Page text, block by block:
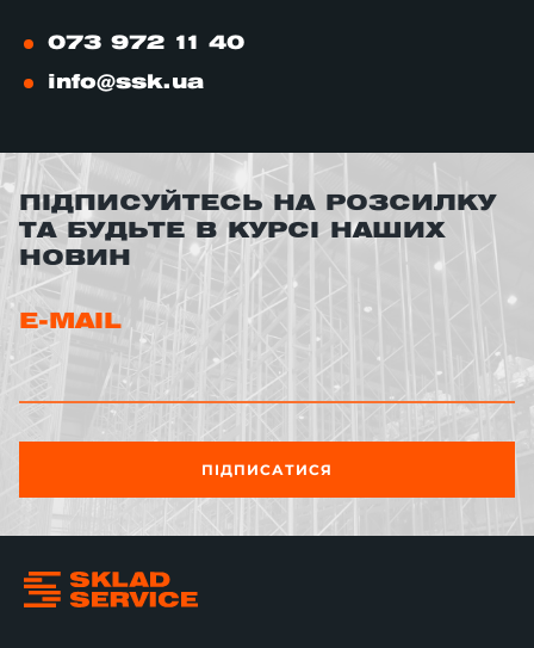
073 972 11 40
info@ssk.ua
ПІДПИСУЙТЕСЬ НА РОЗСИЛКУ
ТА БУДЬТЕ В КУРСІ НАШИХ
НОВИН
E-MAIL
ПІДПИСАТИСЯ